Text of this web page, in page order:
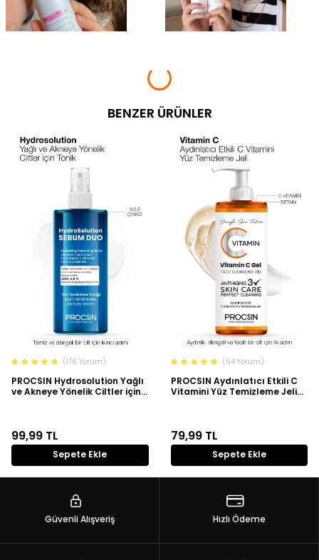
BENZER ÜRÜNLER
(176 Yorum)
PROCSIN Hydrosolution Yağlı
ve Akneye Yönelik Ciltler için
99,99 TL
Sepete Ekle
(64 Yorum)
PROCSIN Aydınlatıcı Etkili C
Vitamini Yüz Temizleme Jeli
79,99TL
Sepete Ekle
Güvenli Alışveriş Hızlı Ödeme